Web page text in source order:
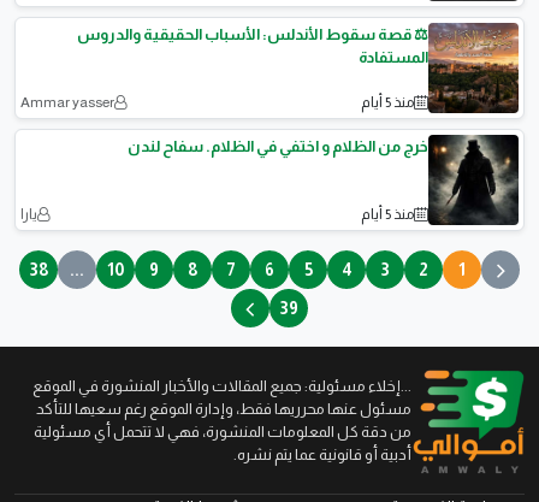
⚖️ قصة سقوط الأندلس: الأسباب الحقيقية والدروس
المستفادة
منذ 5 أيام Ammar yasser
خرج من الظلام و اختفي في الظلام. سفاح لندن
منذ 5 أيام يارا
1
2
3
4
5
6
7
8
9
10
...
38
39
...إخلاء مسئولية: جميع المقالات والأخبار المنشورة في الموقع
مسئول عنها محرريها فقط، وإدارة الموقع رغم سعيها للتأكد
من دقة كل المعلومات المنشورة، فهي لا تتحمل أي مسئولية
أدبية أو قانونية عما يتم نشره.